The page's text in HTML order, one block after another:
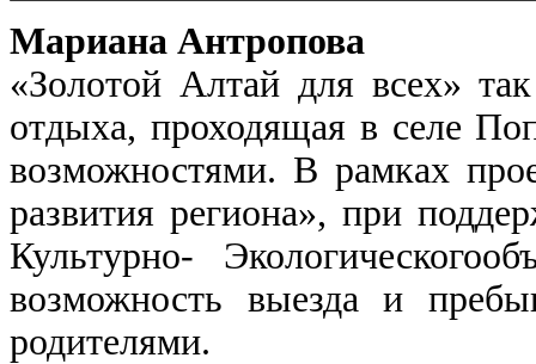
Мариана Антропова
«Золотой Алтай для всех»
отдыха, проходящая в селе
возможностями. В рамках
развития региона», при
Культурно-
возможность выезда и
родителями.